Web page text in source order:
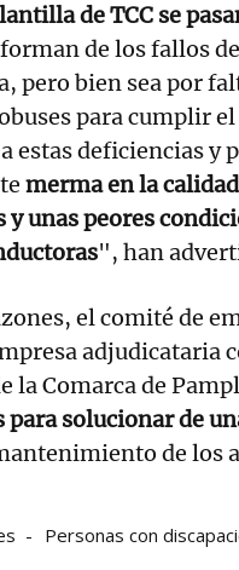
de TCC se
de los fallos
pero bien sea por
para cumplir
estas deficiencias y
merma en la
y unas peores
", han
el comité de
adjudicataria
la Comarca de
solucionar de
de los
Personas con